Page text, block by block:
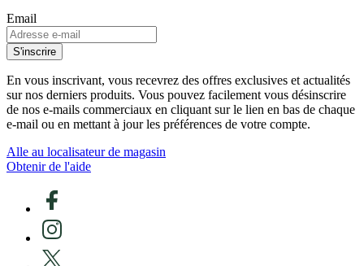
Email
S'inscrire
En vous inscrivant, vous recevrez des offres exclusives et actualités
sur nos derniers produits. Vous pouvez facilement vous désinscrire
de nos e-mails commerciaux en cliquant sur le lien en bas de chaque
e-mail ou en mettant à jour les préférences de votre compte.
Alle au localisateur de magasin
Obtenir de l'aide